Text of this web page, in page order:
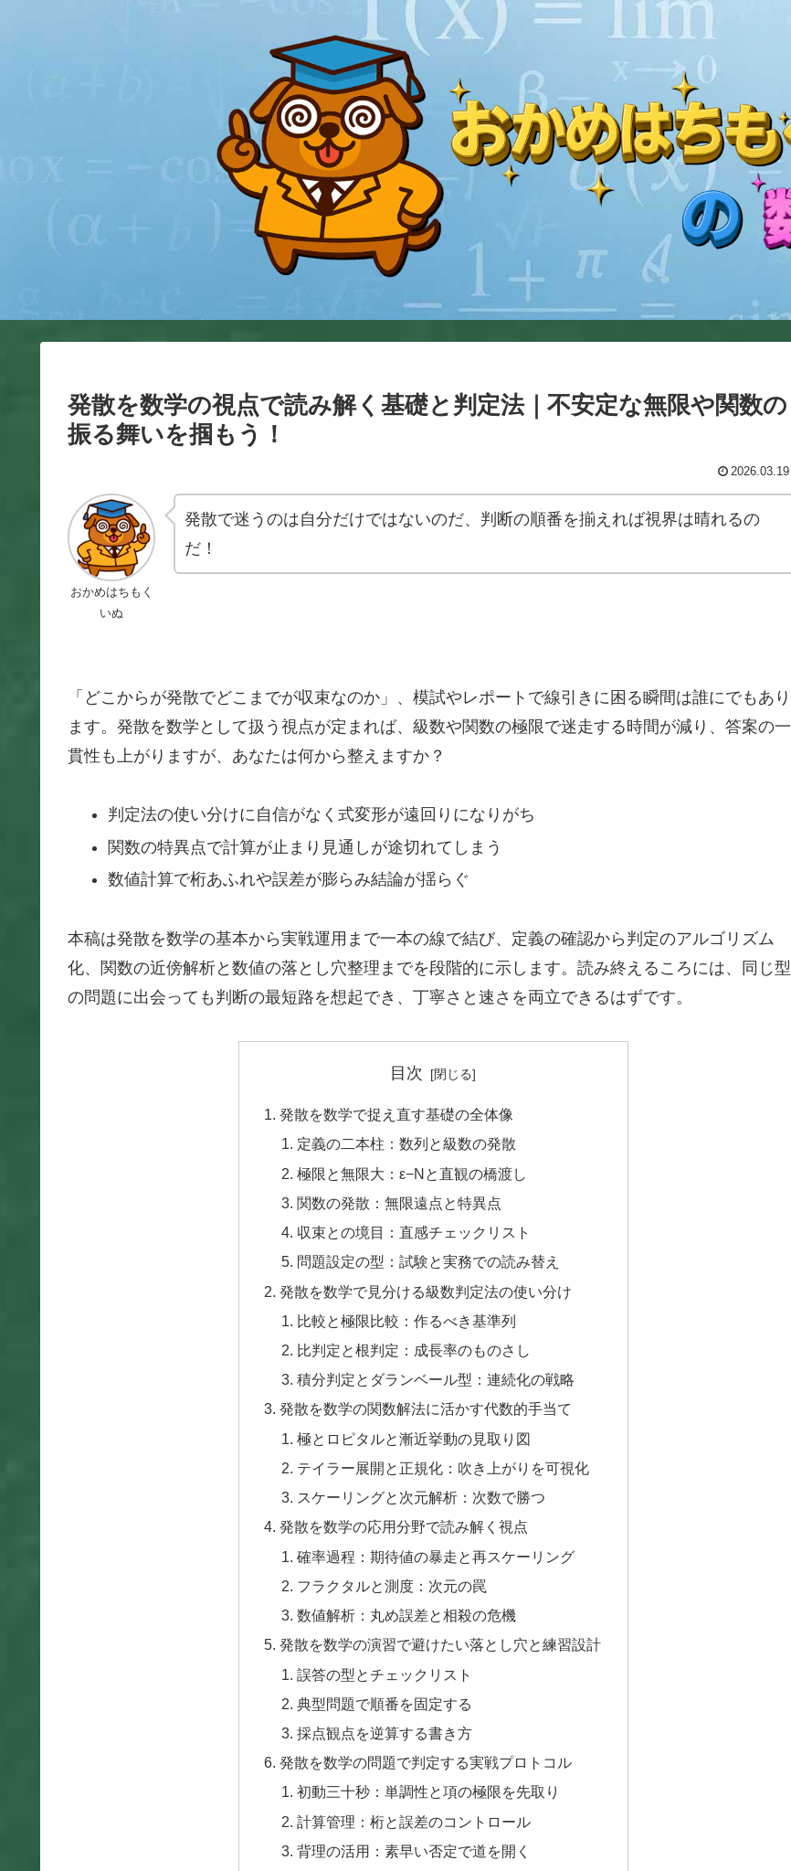
発散を数学の視点で読み解く基礎と判定法｜不安定な無限や関数の
振る舞いを掴もう！
2026.03.19
おかめはちもく
いぬ
発散で迷うのは自分だけではないのだ、判断の順番を揃えれば視界は晴れるの
だ！
「どこからが発散でどこまでが収束なのか」、模試やレポートで線引きに困る瞬間は誰にでもあり
ます。発散を数学として扱う視点が定まれば、級数や関数の極限で迷走する時間が減り、答案の一
貫性も上がりますが、あなたは何から整えますか？
判定法の使い分けに自信がなく式変形が遠回りになりがち
関数の特異点で計算が止まり見通しが途切れてしまう
数値計算で桁あふれや誤差が膨らみ結論が揺らぐ
本稿は発散を数学の基本から実戦運用まで一本の線で結び、定義の確認から判定のアルゴリズム
化、関数の近傍解析と数値の落とし穴整理までを段階的に示します。読み終えるころには、同じ型
の問題に出会っても判断の最短路を想起でき、丁寧さと速さを両立できるはずです。
目次
発散を数学で捉え直す基礎の全体像
定義の二本柱：数列と級数の発散
極限と無限大：ε−Nと直観の橋渡し
関数の発散：無限遠点と特異点
収束との境目：直感チェックリスト
問題設定の型：試験と実務での読み替え
発散を数学で見分ける級数判定法の使い分け
比較と極限比較：作るべき基準列
比判定と根判定：成長率のものさし
積分判定とダランベール型：連続化の戦略
発散を数学の関数解法に活かす代数的手当て
極とロピタルと漸近挙動の見取り図
テイラー展開と正規化：吹き上がりを可視化
スケーリングと次元解析：次数で勝つ
発散を数学の応用分野で読み解く視点
確率過程：期待値の暴走と再スケーリング
フラクタルと測度：次元の罠
数値解析：丸め誤差と相殺の危機
発散を数学の演習で避けたい落とし穴と練習設計
誤答の型とチェックリスト
典型問題で順番を固定する
採点観点を逆算する書き方
発散を数学の問題で判定する実戦プロトコル
初動三十秒：単調性と項の極限を先取り
計算管理：桁と誤差のコントロール
背理の活用：素早い否定で道を開く